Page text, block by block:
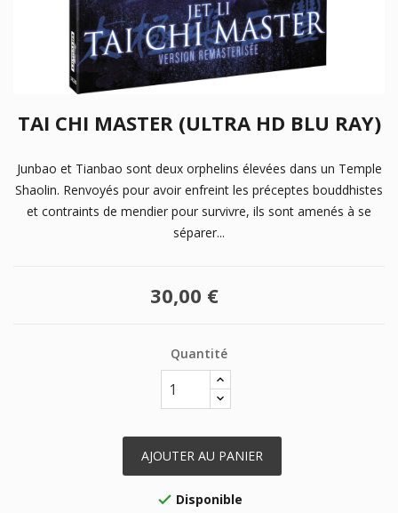
TAI CHI MASTER (ULTRA HD BLU RAY)
Junbao et Tianbao sont deux orphelins élevées dans un Temple
Shaolin. Renvoyés pour avoir enfreint les préceptes bouddhistes
et contraints de mendier pour survivre, ils sont amenés à se
séparer...
30,00 €
Quantité
AJOUTER AU PANIER
 Disponible